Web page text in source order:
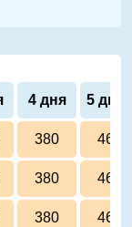
4 дня 5
380 460
380 460
380 460